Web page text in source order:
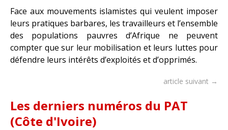
Face aux mouvements islamistes qui veulent imposer
leurs pratiques barbares, les travailleurs et l’ensemble
des populations pauvres d’Afrique ne peuvent
compter que sur leur mobilisation et leurs luttes pour
défendre leurs intérêts d’exploités et d’opprimés.
article suivant →
Les derniers numéros du PAT
(Côte d'Ivoire)